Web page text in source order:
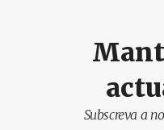
Subscreva a